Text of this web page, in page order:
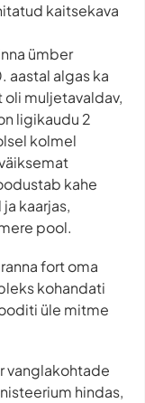
kaitsekava
ümber
aastal algas ka
oli muljetavaldav,
ligikaudu 2
kolmel
kahe
kaarjas,
pool.
fort oma
kohandati
üle mitme
vanglakohtade
hindas,